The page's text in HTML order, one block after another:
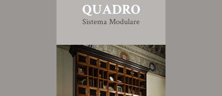
QUADRO
Sistema Modulare